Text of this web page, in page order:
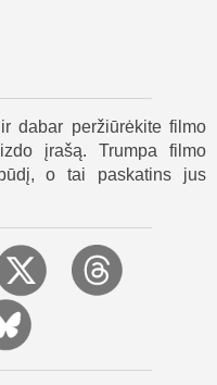
pabaisa prasiveržia
ir vaiko užspaustu
Auroros ryšį su būtybe ir
vien tik monstras, kurį
suprasti ir suvaldyti, kol
dabar peržiūrėkite filmo
įrašą. Trumpa filmo
o tai paskatins jus